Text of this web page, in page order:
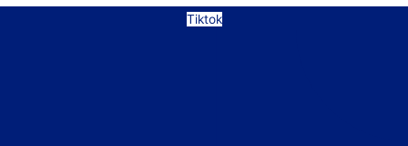
Tiktok